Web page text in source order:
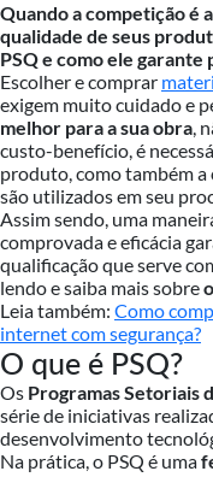
Quando a competição é
qualidade de seus
PSQ e como ele garante
Escolher e comprar
exigem muito cuidado e
melhor para a sua obra,
custo-benefício, é
produto, como também a
são utilizados em seu
Assim sendo, uma
comprovada e eficácia
qualificação que serve
lendo e saiba mais sobre
Leia também: Como
internet com segurança?
O que é PSQ?
Os Programas Setoriais
série de iniciativas
desenvolvimento
Na prática, o PSQ é uma